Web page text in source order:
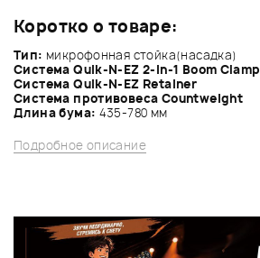
Коротко о товаре:
Тип: микрофонная стойка(насадка)
Система Quik-N-EZ 2-in-1 Boom Clamp
Система Quik-N-EZ Retainer
Система противовеса Countweight
Длина бума: 435-780 мм
Подробное описание